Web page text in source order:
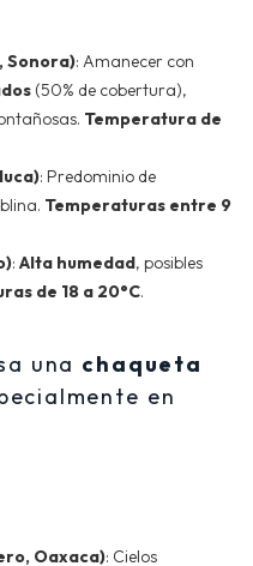
Sonora): Amanecer con
(50% de cobertura),
Temperatura de
: Predominio de
Temperaturas entre 9
: Alta humedad, posibles
de 18 a 20°C.
una chaqueta
en
Oaxaca): Cielos